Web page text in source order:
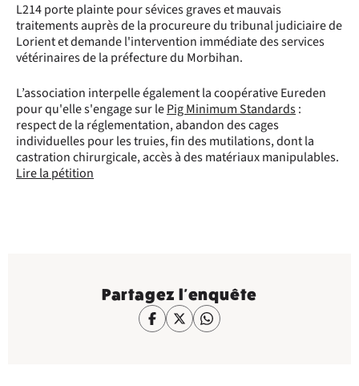
L214 porte plainte pour sévices graves et mauvais
traitements auprès de la procureure du tribunal judiciaire de
Lorient et demande l'intervention immédiate des services
vétérinaires de la préfecture du Morbihan.
L’association interpelle également la coopérative Eureden
pour qu'elle s'engage sur lePig Minimum Standards:
respect de la réglementation, abandon des cages
individuelles pour les truies, fin des mutilations, dont la
castration chirurgicale, accès à des matériaux manipulables.
Lire la pétition
Partagez l'enquête